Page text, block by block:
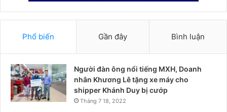
Phổ biến Gần đây Bình luận
Người đàn ông nổi tiếng MXH, Doanh
nhân Khương Lê tặng xe máy cho
shipper Khánh Duy bị cướp
Tháng 7 18, 2022